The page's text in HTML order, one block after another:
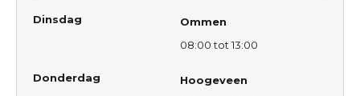
Dinsdag
Ommen
08:00 tot 13:00
Donderdag
Hoogeveen